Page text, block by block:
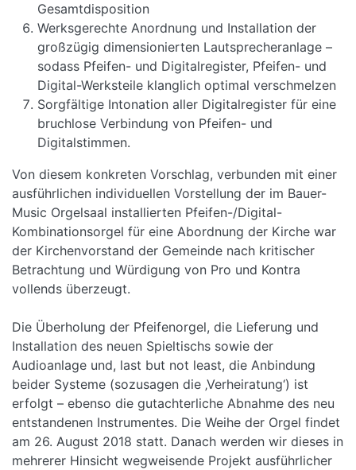
Gesamtdisposition
Werksgerechte Anordnung und Installation der
großzügig dimensionierten Lautsprecheranlage –
sodass Pfeifen- und Digitalregister, Pfeifen- und
Digital-Werksteile klanglich optimal verschmelzen
Sorgfältige Intonation aller Digitalregister für eine
bruchlose Verbindung von Pfeifen- und
Digitalstimmen.
Von diesem konkreten Vorschlag, verbunden mit einer
ausführlichen individuellen Vorstellung der im Bauer-
Music Orgelsaal installierten Pfeifen-/Digital-
Kombinationsorgel für eine Abordnung der Kirche war
der Kirchenvorstand der Gemeinde nach kritischer
Betrachtung und Würdigung von Pro und Kontra
vollends überzeugt.
Die Überholung der Pfeifenorgel, die Lieferung und
Installation des neuen Spieltischs sowie der
Audioanlage und, last but not least, die Anbindung
beider Systeme (sozusagen die ‚Verheiratung‘) ist
erfolgt – ebenso die gutachterliche Abnahme des neu
entstandenen Instrumentes. Die Weihe der Orgel findet
am 26. August 2018 statt. Danach werden wir dieses in
mehrerer Hinsicht wegweisende Projekt ausführlicher